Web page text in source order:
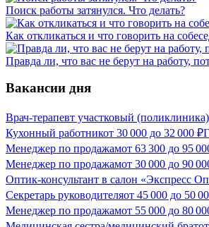
Поиск работы затянулся. Что делать?
Как откликаться и что говорить на
Правда ли, что вас не берут на работу,
Вакансии дня
Врач-терапевт участковый (поликлиника)
Кухонный работникот 30 000 до 32 000 ₽
Менеджер по продажамот 63 300 до 95
Менеджер по продажамот 30 000 до 90
Оптик-консультант в салон «Экспресс
Секретарь руководителяот 45 000 до 50
Менеджер по продажамот 55 000 до 80